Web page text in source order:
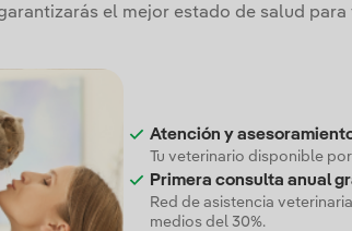
el mejor estado de salud
Atención y
Tu veterinario disponible
Primera consulta anual
Red de asistencia
medios del 30%.